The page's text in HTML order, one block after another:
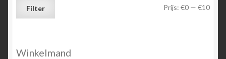
Min.
Max.
Filter Prijs: €0 — €10
Winkelmand